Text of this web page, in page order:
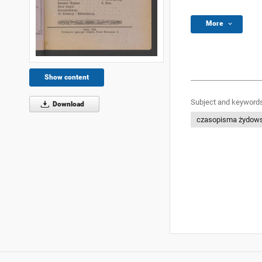
Show content
Download
More
Subject and
czasopisma